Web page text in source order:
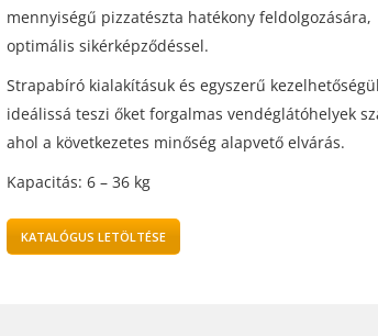
mennyiségű pizzatészta hatékony feldolgozására,
optimális sikérképződéssel.
Strapabíró kialakításuk és egyszerű
ideálissá teszi őket forgalmas vendéglátóhelyek
ahol a következetes minőség alapvető elvárás.
Kapacitás: 6 – 36 kg
KATALÓGUS LETÖLTÉSE